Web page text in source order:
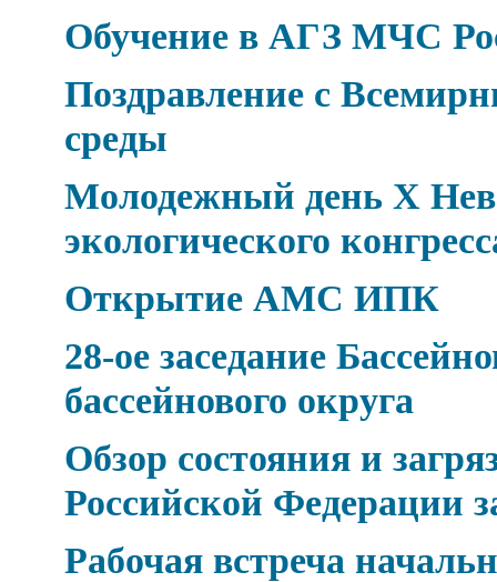
Обучение в АГЗ МЧС
Поздравление с
среды
Молодежный день Х
экологического
Открытие АМС ИПК
28-ое заседание
бассейнового округа
Обзор состояния и
Российской Федерации
Рабочая встреча